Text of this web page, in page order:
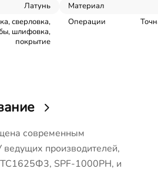
Латунь
сверловка,
шлифовка,
покрытие
Материал
Операции
современным
производителей,
SPF-1000PH, и